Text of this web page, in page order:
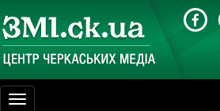
Toggle